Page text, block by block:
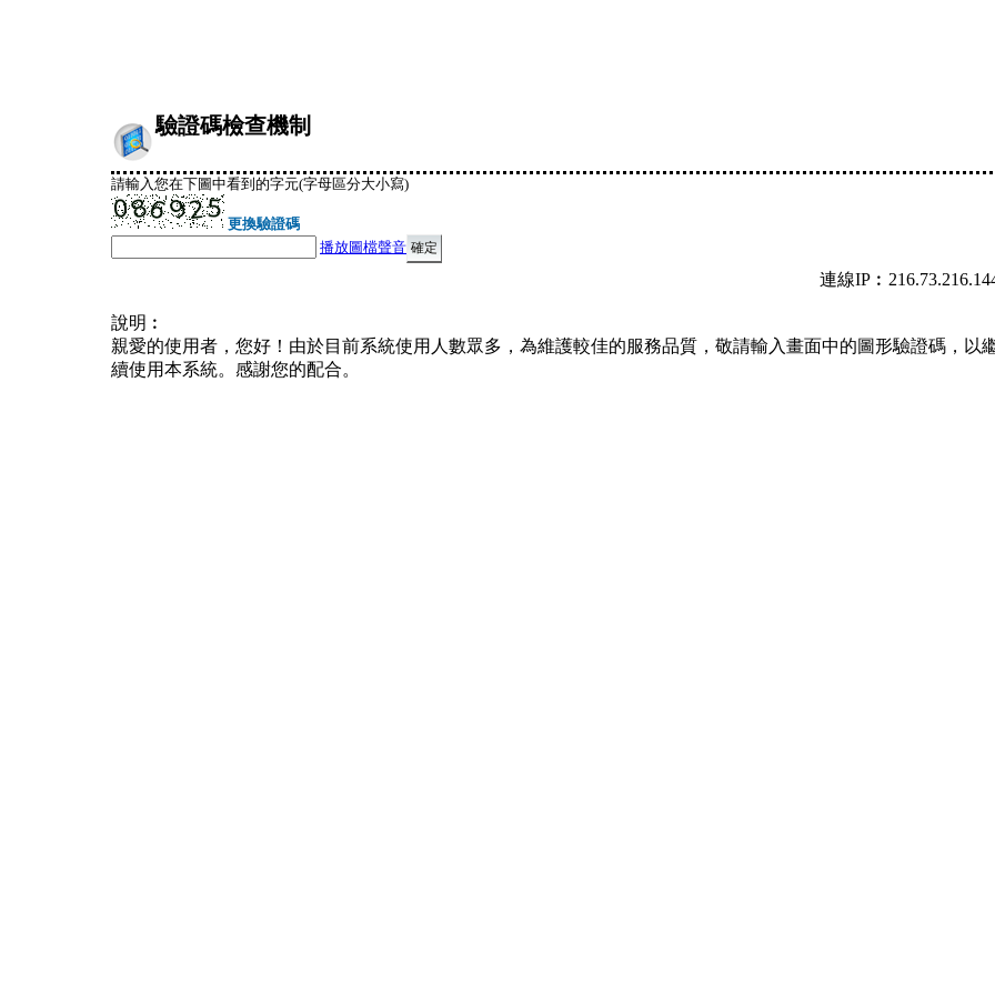
驗證碼檢查機制
請輸入您在下圖中看到的字元(字母區分大小寫)
更換驗證碼
播放圖檔聲音
連線
說明︰
親愛的使用者，您好！由於目前系統使用人數眾多，為維護較佳的服務品質，敬請輸入畫面中的圖形驗證碼，以
續使用本系統。感謝您的配合。